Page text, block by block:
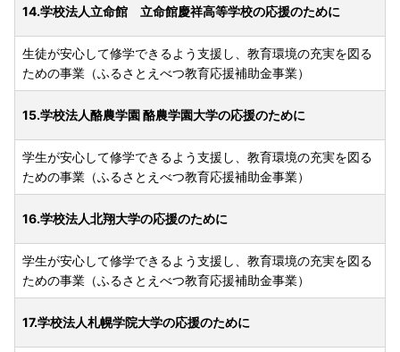
14.学校法人立命館 立命館慶祥高等学校の応援のために
生徒が安心して修学できるよう支援し、教育環境の充実を図る
ための事業（ふるさとえべつ教育応援補助金事業）
15.学校法人酪農学園 酪農学園大学の応援のために
学生が安心して修学できるよう支援し、教育環境の充実を図る
ための事業（ふるさとえべつ教育応援補助金事業）
16.学校法人北翔大学の応援のために
学生が安心して修学できるよう支援し、教育環境の充実を図る
ための事業（ふるさとえべつ教育応援補助金事業）
17.学校法人札幌学院大学の応援のために